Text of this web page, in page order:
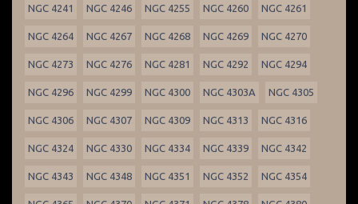
NGC 4241 NGC 4246 NGC 4255 NGC 4260 NGC 4261
NGC 4264 NGC 4267 NGC 4268 NGC 4269 NGC 4270
NGC 4273 NGC 4276 NGC 4281 NGC 4292 NGC 4294
NGC 4296 NGC 4299 NGC 4300 NGC 4303A NGC 4305
NGC 4306 NGC 4307 NGC 4309 NGC 4313 NGC 4316
NGC 4324 NGC 4330 NGC 4334 NGC 4339 NGC 4342
NGC 4343 NGC 4348 NGC 4351 NGC 4352 NGC 4354